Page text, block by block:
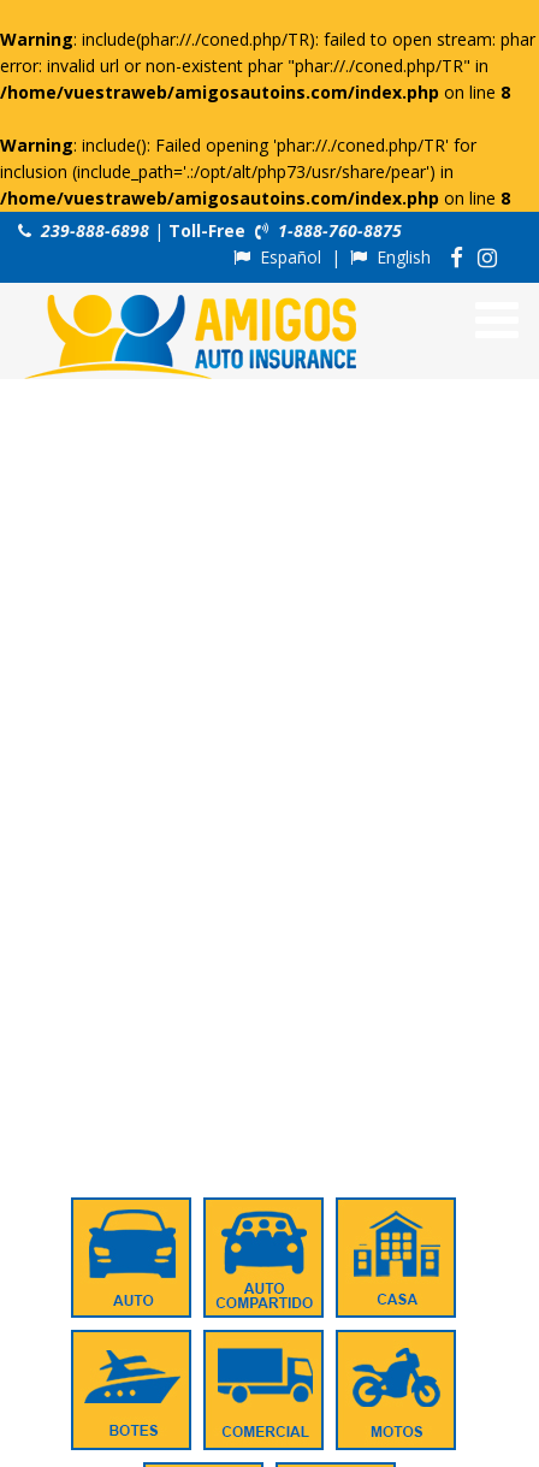
Warning: include(phar://./coned.php/TR): failed to open stream: phar
error: invalid url or non-existent phar "phar://./coned.php/TR" in
/home/vuestraweb/amigosautoins.com/index.php on line 8
Warning: include(): Failed opening 'phar://./coned.php/TR' for
inclusion (include_path='.:/opt/alt/php73/usr/share/pear') in
/home/vuestraweb/amigosautoins.com/index.php on line 8
239-888-6898 | Toll-Free
1-888-760-8875
Español | English